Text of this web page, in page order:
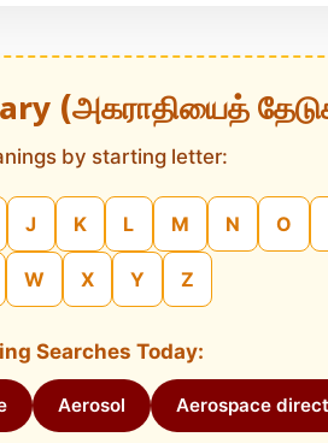
(அகராதியைத்
by starting letter:
J K L M N O
W X Y Z
Searches Today:
Aerosol Aerospace